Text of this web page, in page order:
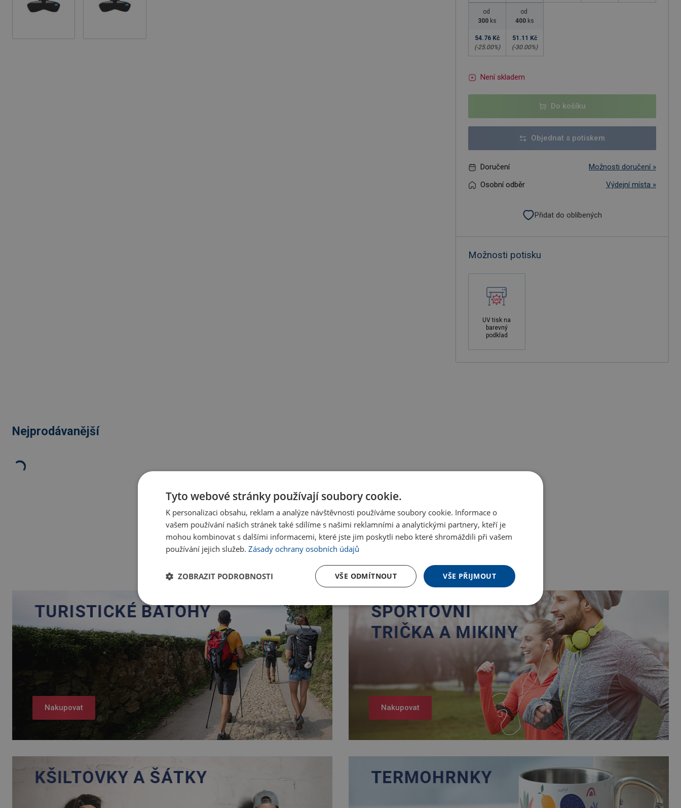
od
300 ks
54.76 Kč
(-25.00%)
od
400 ks
51.11 Kč
(-30.00%)
Není skladem
Do košíku
Objednat s potiskem
Doručení
Možnosti doručení »
Osobní odběr
Výdejní místa »
Přidat do oblíbených
Možnosti potisku
UV tisk na
barevný
podklad
Nejprodávanější
Nakupovat Nakupovat
Tyto webové stránky používají soubory cookie.
K personalizaci obsahu, reklam a analýze návštěvnosti používáme soubory cookie. Informace o
vašem používání našich stránek také sdílíme s našimi reklamními a analytickými partnery, kteří je
mohou kombinovat s dalšími informacemi, které jste jim poskytli nebo které shromáždili při vašem
používání jejich služeb. Zásady ochrany osobních údajů
VŠE PŘIJMOUT
VŠE ODMÍTNOUT
ZOBRAZIT PODROBNOSTI